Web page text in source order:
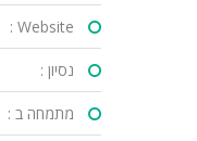
Website :
נסיון :
מתמחה ב :